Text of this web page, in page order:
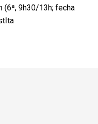
9h30/13h; fecha